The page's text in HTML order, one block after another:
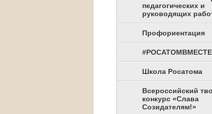
педагогических и
руководящих
Профориентация
#РОСАТОМВМЕСТЕ
Школа Росатома
Всероссийский
конкурс «Слава
Созидателям!»